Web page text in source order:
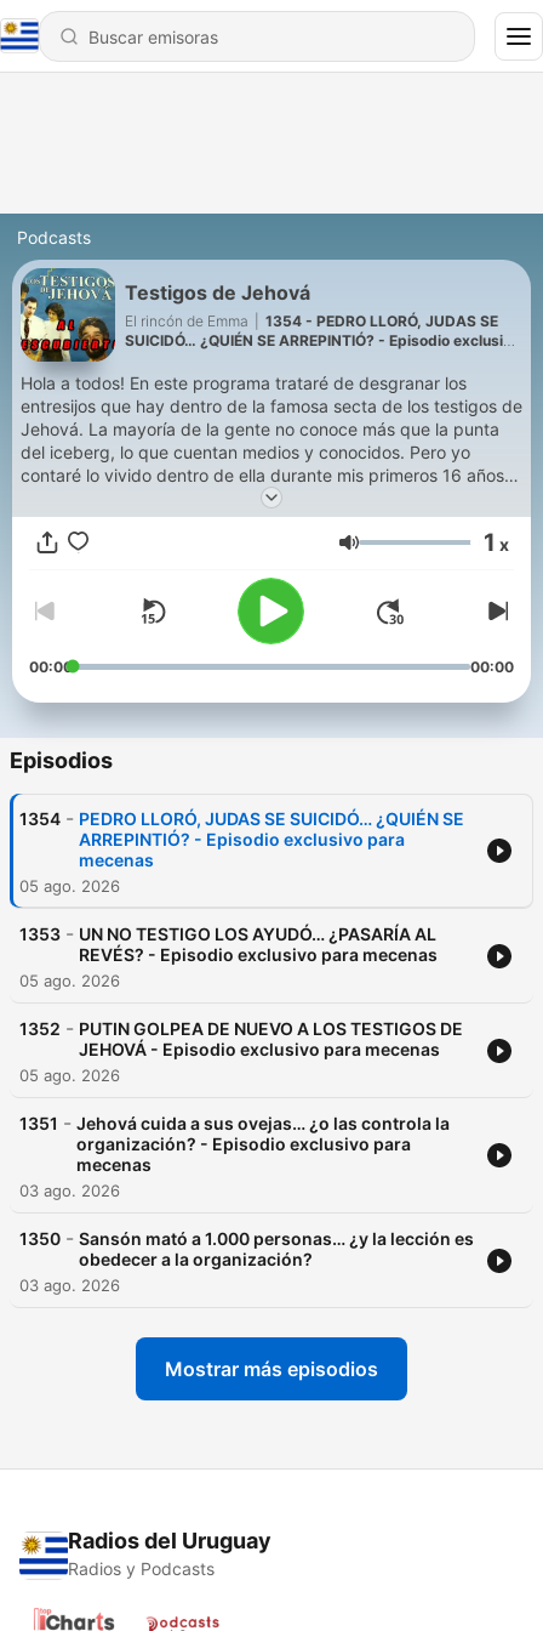
Podcasts
Testigos de Jehová
El rincón de Emma
1354 - PEDRO LLORÓ, JUDAS SE
SUICIDÓ… ¿QUIÉN SE ARREPINTIÓ? - Episodio exclusivo
Hola a todos! En este programa trataré de desgranar los
entresijos que hay dentro de la famosa secta de los testigos de
Jehová. La mayoría de la gente no conoce más que la punta
del iceberg, lo que cuentan medios y conocidos. Pero yo
contaré lo vivido dentro de ella durante mis primeros 16 años
Volumen 1 x
00:00 00:00
Episodios
1354 - PEDRO LLORÓ, JUDAS SE SUICIDÓ… ¿QUIÉN SE
ARREPINTIÓ? - Episodio exclusivo para
mecenas
05 ago. 2026
1353 - UN NO TESTIGO LOS AYUDÓ… ¿PASARÍA AL
REVÉS? - Episodio exclusivo para mecenas
05 ago. 2026
1352 - PUTIN GOLPEA DE NUEVO A LOS TESTIGOS DE
JEHOVÁ - Episodio exclusivo para mecenas
05 ago. 2026
1351 - Jehová cuida a sus ovejas… ¿o las controla la
organización? - Episodio exclusivo para
mecenas
03 ago. 2026
1350 - Sansón mató a 1.000 personas… ¿y la lección es
obedecer a la organización?
03 ago. 2026
Mostrar más episodios
Radios del Uruguay
Radios y Podcasts